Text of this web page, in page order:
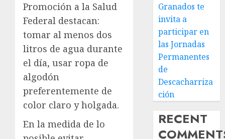
Promoción a la Salud
Federal destacan:
tomar al menos dos
litros de agua durante
el día, usar ropa de
algodón
preferentemente de
color claro y holgada.
En la medida de lo
Granados te
invita a
participar en
las Jornadas
Permanentes
de
Descacharriza
ción
RECENT